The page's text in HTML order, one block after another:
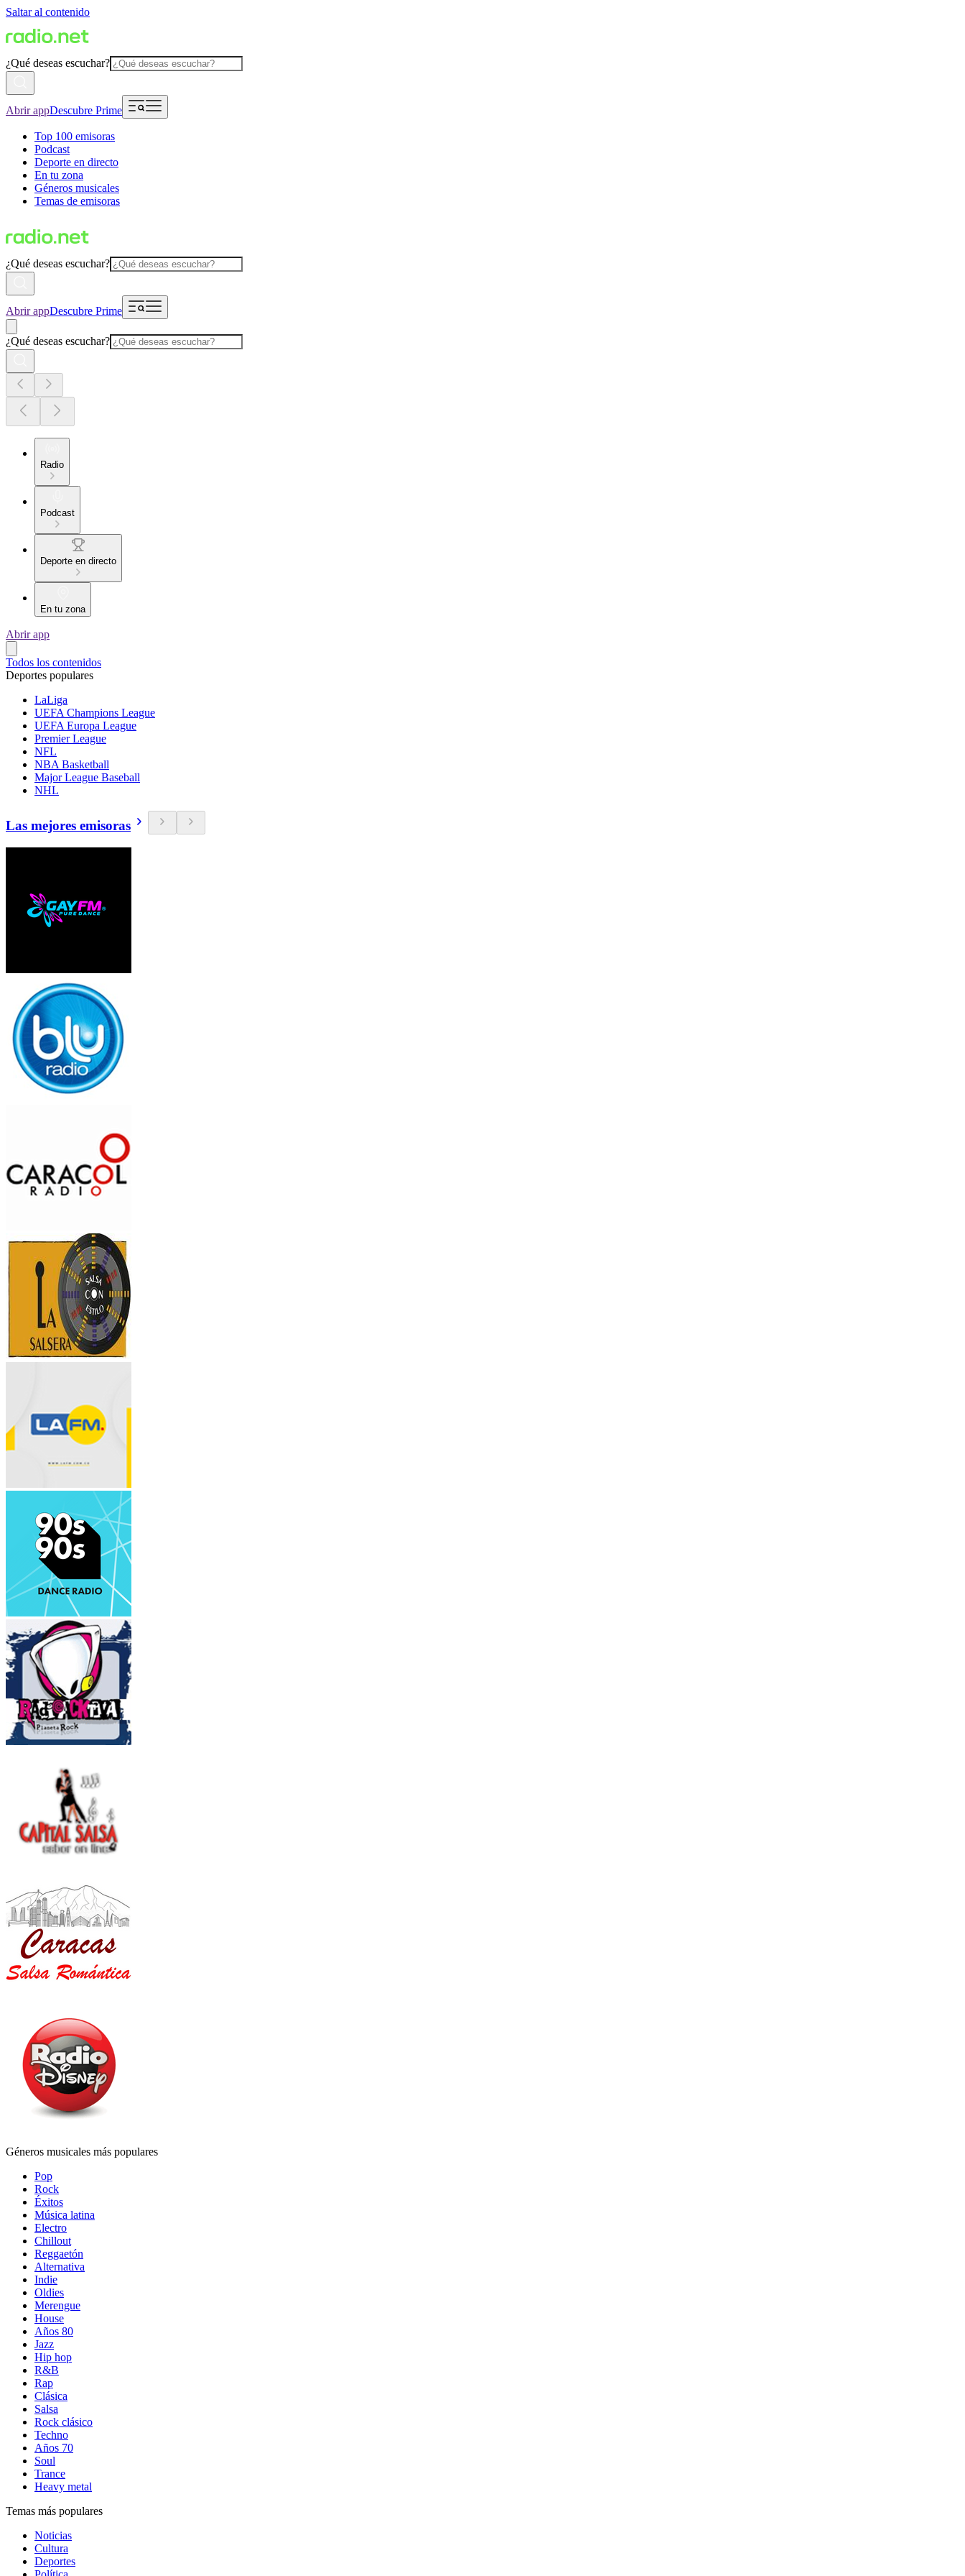
Saltar al contenido
¿Qué deseas escuchar?
Abrir appDescubre Prime
Top 100 emisoras
Podcast
Deporte en directo
En tu zona
Géneros musicales
Temas de emisoras
¿Qué deseas escuchar?
Abrir appDescubre Prime
¿Qué deseas escuchar?
Radio
Podcast
Deporte en directo
En tu zona
Abrir app
Todos los contenidos
Deportes populares
LaLiga
UEFA Champions League
UEFA Europa League
Premier League
NFL
NBA Basketball
Major League Baseball
NHL
Las mejores emisoras
Géneros musicales más populares
Pop
Rock
Éxitos
Música latina
Electro
Chillout
Reggaetón
Alternativa
Indie
Oldies
Merengue
House
Años 80
Jazz
Hip hop
R&B
Rap
Clásica
Salsa
Rock clásico
Techno
Años 70
Soul
Trance
Heavy metal
Temas más populares
Noticias
Cultura
Deportes